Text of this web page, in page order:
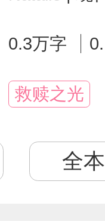
0.3万字
救赎之光
全